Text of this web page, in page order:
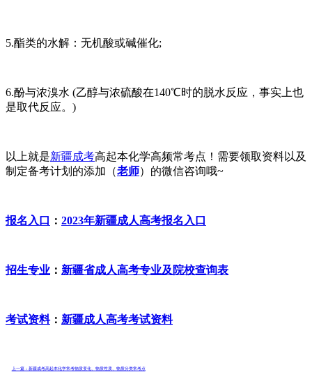
5.酯类的水解：无机酸或碱催化;
6.酚与浓溴水 (乙醇与浓硫酸在140℃时的脱水反应，事实上也
是取代反应。)
以上就是新疆成考高起本化学高频常考点！需要领取资料以及
制定备考计划的添加（老师）的微信咨询哦~
报名入口 ： 2023年新疆成人高考报名入口
招生专业 ： 新疆省成人高考专业及院校查询表
考试资料： 新疆成人高考考试资料
上一篇：新疆成考高起本化学常考物质变化、物质性质、物质分类常考点